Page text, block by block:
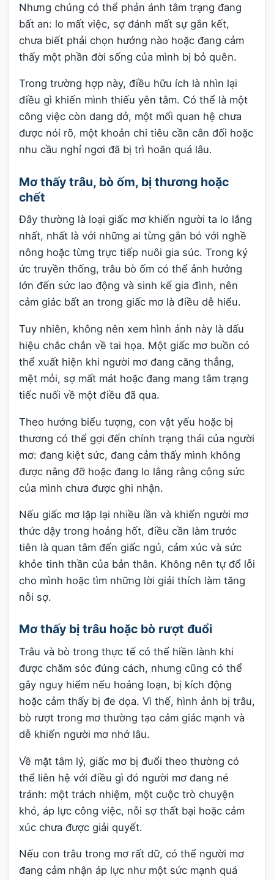
Nhưng chúng có thể phản ánh tâm trạng đang
bất an: lo mất việc, sợ đánh mất sự gắn kết,
chưa biết phải chọn hướng nào hoặc đang cảm
thấy một phần đời sống của mình bị bỏ quên.
Trong trường hợp này, điều hữu ích là nhìn lại
điều gì khiến mình thiếu yên tâm. Có thể là một
công việc còn dang dở, một mối quan hệ chưa
được nói rõ, một khoản chi tiêu cần cân đối hoặc
nhu cầu nghỉ ngơi đã bị trì hoãn quá lâu.
Mơ thấy trâu, bò ốm, bị thương hoặc
chết
Đây thường là loại giấc mơ khiến người ta lo lắng
nhất, nhất là với những ai từng gắn bó với nghề
nông hoặc từng trực tiếp nuôi gia súc. Trong ký
ức truyền thống, trâu bò ốm có thể ảnh hưởng
lớn đến sức lao động và sinh kế gia đình, nên
cảm giác bất an trong giấc mơ là điều dễ hiểu.
Tuy nhiên, không nên xem hình ảnh này là dấu
hiệu chắc chắn về tai họa. Một giấc mơ buồn có
thể xuất hiện khi người mơ đang căng thẳng,
mệt mỏi, sợ mất mát hoặc đang mang tâm trạng
tiếc nuối về một điều đã qua.
Theo hướng biểu tượng, con vật yếu hoặc bị
thương có thể gợi đến chính trạng thái của người
mơ: đang kiệt sức, đang cảm thấy mình không
được nâng đỡ hoặc đang lo lắng rằng công sức
của mình chưa được ghi nhận.
Nếu giấc mơ lặp lại nhiều lần và khiến người mơ
thức dậy trong hoảng hốt, điều cần làm trước
tiên là quan tâm đến giấc ngủ, cảm xúc và sức
khỏe tinh thần của bản thân. Không nên tự đổ lỗi
cho mình hoặc tìm những lời giải thích làm tăng
nỗi sợ.
Mơ thấy bị trâu hoặc bò rượt đuổi
Trâu và bò trong thực tế có thể hiền lành khi
được chăm sóc đúng cách, nhưng cũng có thể
gây nguy hiểm nếu hoảng loạn, bị kích động
hoặc cảm thấy bị đe dọa. Vì thế, hình ảnh bị trâu,
bò rượt trong mơ thường tạo cảm giác mạnh và
dễ khiến người mơ nhớ lâu.
Về mặt tâm lý, giấc mơ bị đuổi theo thường có
thể liên hệ với điều gì đó người mơ đang né
tránh: một trách nhiệm, một cuộc trò chuyện
khó, áp lực công việc, nỗi sợ thất bại hoặc cảm
xúc chưa được giải quyết.
Nếu con trâu trong mơ rất dữ, có thể người mơ
đang cảm nhận áp lực như một sức mạnh quá